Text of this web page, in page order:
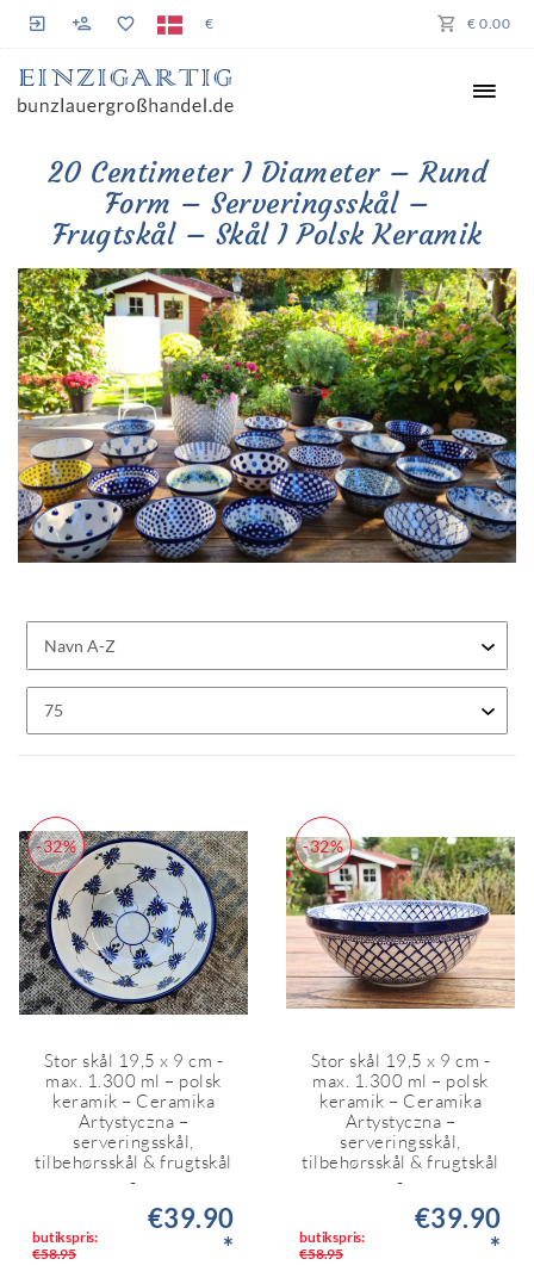
€ € 0.00
20 Centimeter I Diameter – Rund
Form – Serveringsskål –
Frugtskål – Skål I Polsk Keramik
-32%
Stor skål 19,5 x 9 cm -
max. 1.300 ml – polsk
keramik – Ceramika
Artystyczna –
serveringsskål,
tilbehørsskål & frugtskål
-
butikspris:
€58.95
€39.90
*
-32%
Stor skål 19,5 x 9 cm -
max. 1.300 ml – polsk
keramik – Ceramika
Artystyczna –
serveringsskål,
tilbehørsskål & frugtskål
-
butikspris:
€58.95
€39.90
*